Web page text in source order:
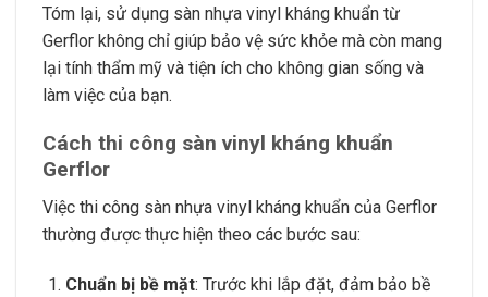
Tóm lại, sử dụng sàn nhựa vinyl kháng khuẩn từ
Gerflor không chỉ giúp bảo vệ sức khỏe mà còn mang
lại tính thẩm mỹ và tiện ích cho không gian sống và
làm việc của bạn.
Cách thi công sàn vinyl kháng khuẩn
Gerflor
Việc thi công sàn nhựa vinyl kháng khuẩn của Gerflor
thường được thực hiện theo các bước sau:
Chuẩn bị bề mặt: Trước khi lắp đặt, đảm bảo bề